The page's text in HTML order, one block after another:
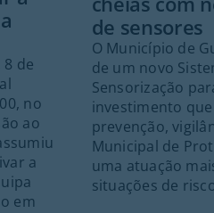
de
no
ao
a
em
de sensores
O Município de
de um novo
Sensorização
investimento
prevenção,
Municipal de
uma atuação
situações de